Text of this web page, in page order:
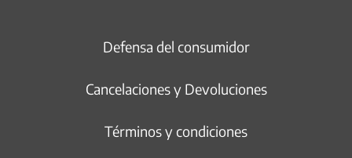
Defensa del consumidor
Cancelaciones y Devoluciones
Términos y condiciones